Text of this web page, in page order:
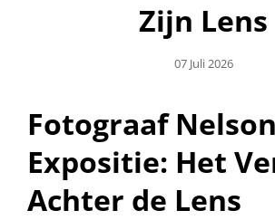
Zijn Lens
Geplaatst
07 Juli 2026
Fotograaf Nelson
Expositie: Het
Achter de Lens